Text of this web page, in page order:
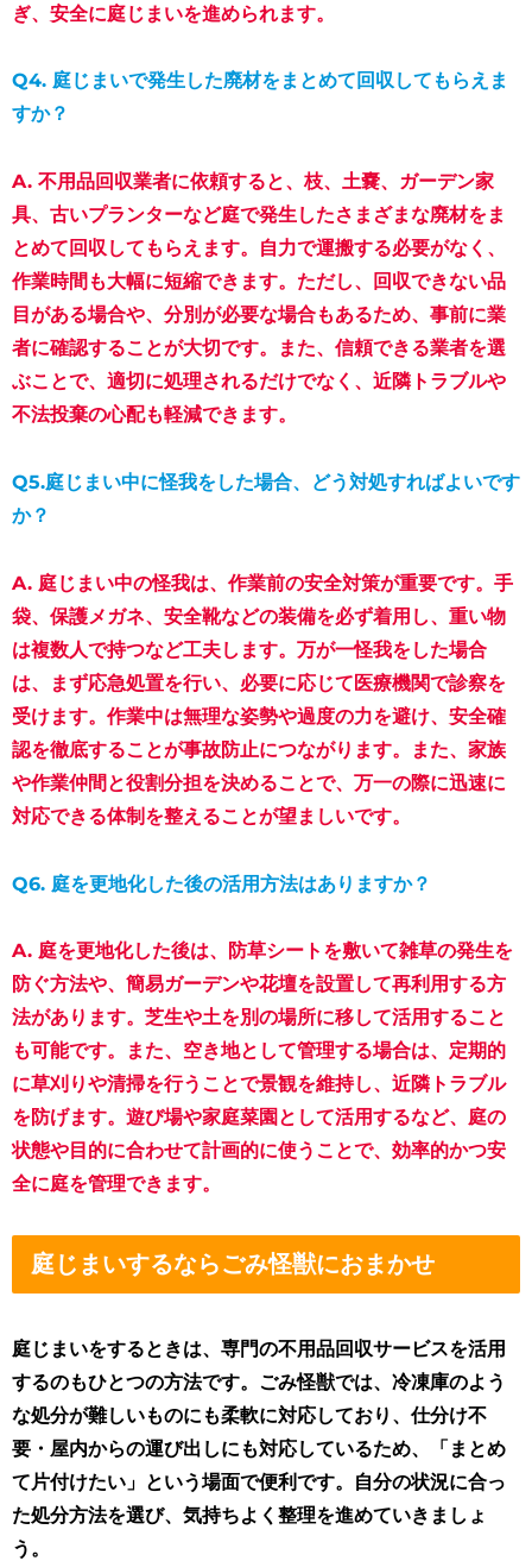
ぎ、安全に庭じまいを進められます。
Q4. 庭じまいで発生した廃材をまとめて回収してもらえま
すか？
A. 不用品回収業者に依頼すると、枝、土嚢、ガーデン家
具、古いプランターなど庭で発生したさまざまな廃材をま
とめて回収してもらえます。自力で運搬する必要がなく、
作業時間も大幅に短縮できます。ただし、回収できない品
目がある場合や、分別が必要な場合もあるため、事前に業
者に確認することが大切です。また、信頼できる業者を選
ぶことで、適切に処理されるだけでなく、近隣トラブルや
不法投棄の心配も軽減できます。
Q5.庭じまい中に怪我をした場合、どう対処すればよいです
か？
A. 庭じまい中の怪我は、作業前の安全対策が重要です。手
袋、保護メガネ、安全靴などの装備を必ず着用し、重い物
は複数人で持つなど工夫します。万が一怪我をした場合
は、まず応急処置を行い、必要に応じて医療機関で診察を
受けます。作業中は無理な姿勢や過度の力を避け、安全確
認を徹底することが事故防止につながります。また、家族
や作業仲間と役割分担を決めることで、万一の際に迅速に
対応できる体制を整えることが望ましいです。
Q6. 庭を更地化した後の活用方法はありますか？
A. 庭を更地化した後は、防草シートを敷いて雑草の発生を
防ぐ方法や、簡易ガーデンや花壇を設置して再利用する方
法があります。芝生や土を別の場所に移して活用すること
も可能です。また、空き地として管理する場合は、定期的
に草刈りや清掃を行うことで景観を維持し、近隣トラブル
を防げます。遊び場や家庭菜園として活用するなど、庭の
状態や目的に合わせて計画的に使うことで、効率的かつ安
全に庭を管理できます。
庭じまいするならごみ怪獣におまかせ
庭じまいをするときは、専門の不用品回収サービスを活用
するのもひとつの方法です。ごみ怪獣では、冷凍庫のよう
な処分が難しいものにも柔軟に対応しており、仕分け不
要・屋内からの運び出しにも対応しているため、「まとめ
て片付けたい」という場面で便利です。自分の状況に合っ
た処分方法を選び、気持ちよく整理を進めていきましょ
う。